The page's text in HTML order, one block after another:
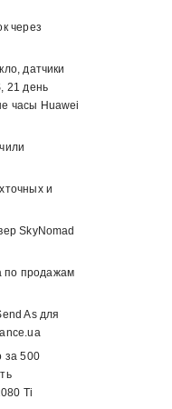
через
датчики
21 день
часы Huawei
и
SkyNomad
по продажам
As для
за 500
Ti